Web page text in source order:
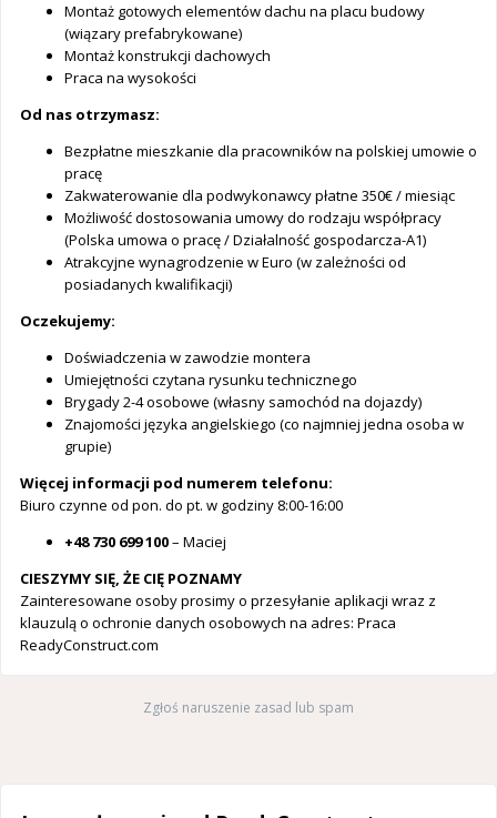
Montaż gotowych elementów dachu na placu budowy
(wiązary prefabrykowane)
Montaż konstrukcji dachowych
Praca na wysokości
Od nas otrzymasz:
Bezpłatne mieszkanie dla pracowników na polskiej umowie o
pracę
Zakwaterowanie dla podwykonawcy płatne 350€ / miesiąc
Możliwość dostosowania umowy do rodzaju współpracy
(Polska umowa o pracę / Działalność gospodarcza-A1)
Atrakcyjne wynagrodzenie w Euro (w zależności od
posiadanych kwalifikacji)
Oczekujemy:
Doświadczenia w zawodzie montera
Umiejętności czytana rysunku technicznego
Brygady 2-4 osobowe (własny samochód na dojazdy)
Znajomości języka angielskiego (co najmniej jedna osoba w
grupie)
Więcej informacji pod numerem telefonu:
Biuro czynne od pon. do pt. w godziny 8:00-16:00
+48 730 699 100– Maciej
CIESZYMY SIĘ, ŻE CIĘ POZNAMY
Zainteresowane osoby prosimy o przesyłanie aplikacji wraz z
klauzulą o ochronie danych osobowych na adres: Praca
ReadyConstruct.com
Zgłoś naruszenie zasad lub spam